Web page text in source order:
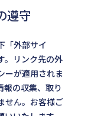
遵守
「外部サイ
。リンク先の外
ーが適用されま
報の収集、取り
せん。お客様ご